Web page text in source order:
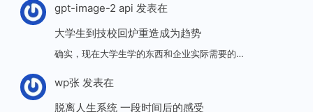
gpt-image-2 api 发表在
大学生到技校回炉重造成为趋势
确实，现在大学生学的东西和企业实际需要的…
wp张发表在
脱离人生系统 一段时间后的感受